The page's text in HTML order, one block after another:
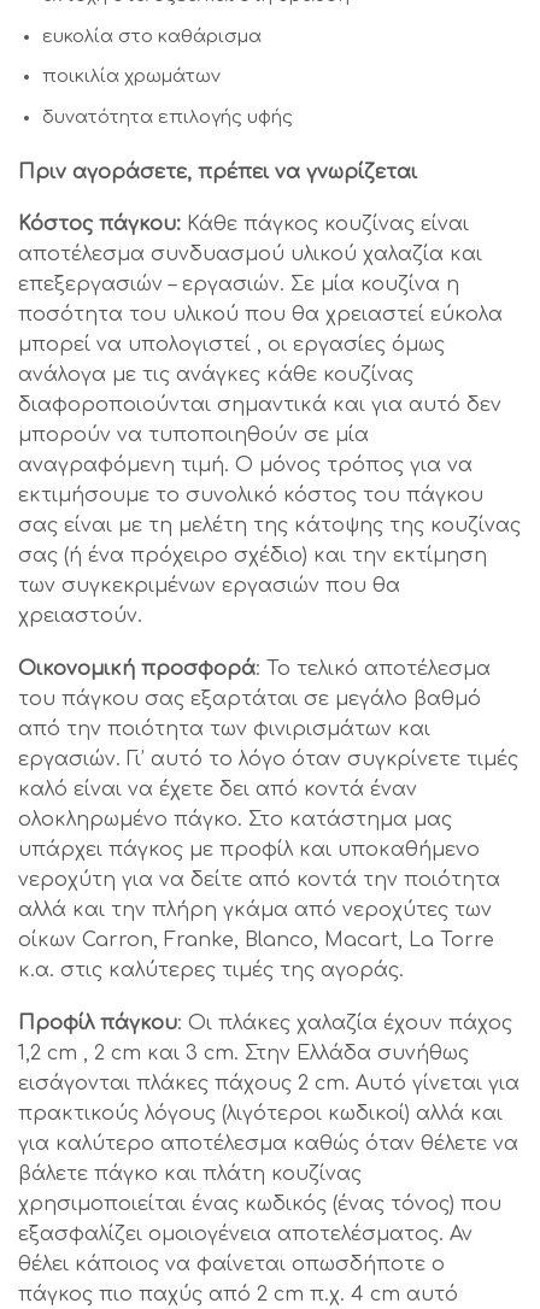
ευκολία στο καθάρισμα
ποικιλία χρωμάτων
δυνατότητα επιλογής υφής
Πριν αγοράσετε, πρέπει να γνωρίζεται
Κόστος πάγκου: Κάθε πάγκος κουζίνας είναι
αποτέλεσμα συνδυασμού υλικού χαλαζία και
επεξεργασιών – εργασιών. Σε μία κουζίνα η
ποσότητα του υλικού που θα χρειαστεί εύκολα
μπορεί να υπολογιστεί , οι εργασίες όμως
ανάλογα με τις ανάγκες κάθε κουζίνας
διαφοροποιούνται σημαντικά και για αυτό δεν
μπορούν να τυποποιηθούν σε μία
αναγραφόμενη τιμή. Ο μόνος τρόπος για να
εκτιμήσουμε το συνολικό κόστος του πάγκου
σας είναι με τη μελέτη της κάτοψης της κουζίνας
σας (ή ένα πρόχειρο σχέδιο) και την εκτίμηση
των συγκεκριμένων εργασιών που θα
χρειαστούν.
Οικονομική προσφορά: Το τελικό αποτέλεσμα
του πάγκου σας εξαρτάται σε μεγάλο βαθμό
από την ποιότητα των φινιρισμάτων και
εργασιών. Γι’ αυτό το λόγο όταν συγκρίνετε τιμές
καλό είναι να έχετε δει από κοντά έναν
ολοκληρωμένο πάγκο. Στο κατάστημα μας
υπάρχει πάγκος με προφίλ και υποκαθήμενο
νεροχύτη για να δείτε από κοντά την ποιότητα
αλλά και την πλήρη γκάμα από νεροχύτες των
οίκων Carron, Franke, Blanco, Macart, La Torre
κ.α. στις καλύτερες τιμές της αγοράς.
Προφίλ πάγκου: Οι πλάκες χαλαζία έχουν πάχος
1,2 cm , 2 cm και 3 cm. Στην Ελλάδα συνήθως
εισάγονται πλάκες πάχους 2 cm. Αυτό γίνεται για
πρακτικούς λόγους (λιγότεροι κωδικοί) αλλά και
για καλύτερο αποτέλεσμα καθώς όταν θέλετε να
βάλετε πάγκο και πλάτη κουζίνας
χρησιμοποιείται ένας κωδικός (ένας τόνος) που
εξασφαλίζει ομοιογένεια αποτελέσματος. Αν
θέλει κάποιος να φαίνεται οπωσδήποτε ο
πάγκος πιο παχύς από 2 cm π.χ. 4 cm αυτό